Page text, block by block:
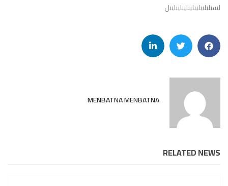
لسيليليبليبليبليبليبليبل
MENBATNA MENBATNA
RELATED NEWS